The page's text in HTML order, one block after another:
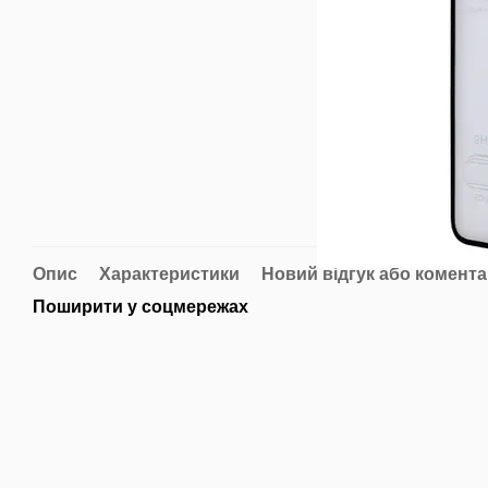
Опис Характеристики
Новий відгук або
Поширити у соцмережах